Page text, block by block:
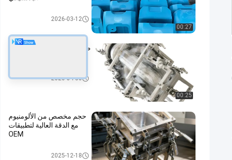
00:27
منتجات التشكيل الدواري
2026-03-12
00:25
القوالب الدوارة 2026-04-30
حجم مخصص من الألومنيوم
مع الدقة العالية لتطبيقات
OEM
قالب الصب الدوراني2025-12-18